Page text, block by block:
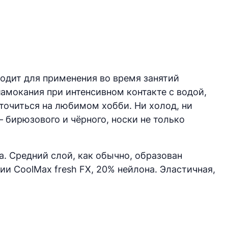
для применения во время занятий
при интенсивном контакте с водой,
на любимом хобби. Ни холод, ни
и чёрного, носки не только
Средний слой, как обычно, образован
CoolMax fresh FX, 20% нейлона. Эластичная,